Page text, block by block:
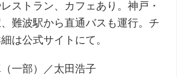
ストラン、カフェあり。神戸・
難波駅から直通バスも運行。チ
は公式サイトにて。
一部）／太田浩子